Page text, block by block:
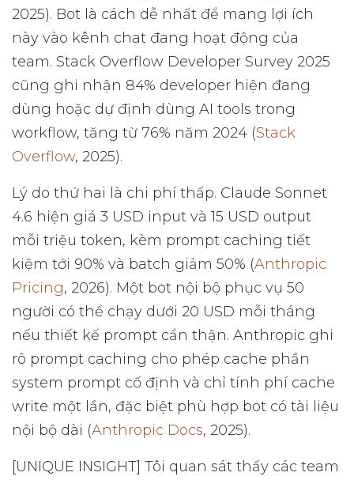
2025). Bot là cách dễ nhất để mang lợi ích
này vào kênh chat đang hoạt động của
team. Stack Overflow Developer Survey 2025
cũng ghi nhận 84% developer hiện đang
dùng hoặc dự định dùng AI tools trong
workflow, tăng từ 76% năm 2024 (Stack
Overflow, 2025).
Lý do thứ hai là chi phí thấp. Claude Sonnet
4.6 hiện giá 3 USD input và 15 USD output
mỗi triệu token, kèm prompt caching tiết
kiệm tới 90% và batch giảm 50% (Anthropic
Pricing, 2026). Một bot nội bộ phục vụ 50
người có thể chạy dưới 20 USD mỗi tháng
nếu thiết kế prompt cẩn thận. Anthropic ghi
rõ prompt caching cho phép cache phần
system prompt cố định và chỉ tính phí cache
write một lần, đặc biệt phù hợp bot có tài liệu
nội bộ dài (Anthropic Docs, 2025).
[UNIQUE INSIGHT] Tôi quan sát thấy các team